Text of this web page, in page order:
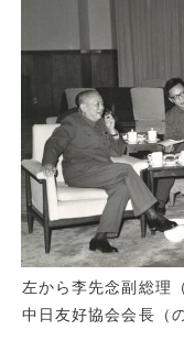
左から李先念副総理
中日友好協会会長（